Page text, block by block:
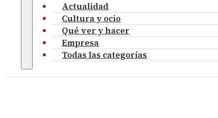
Actualidad
Cultura y ocio
Qué ver y hacer
Empresa
Todas las categorías